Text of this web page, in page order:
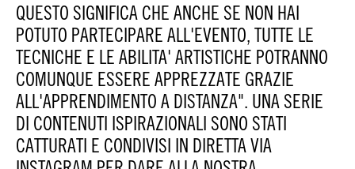
QUESTO SIGNIFICA CHE ANCHE SE NON HAI
POTUTO PARTECIPARE ALL'EVENTO, TUTTE LE
TECNICHE E LE ABILITA' ARTISTICHE POTRANNO
COMUNQUE ESSERE APPREZZATE GRAZIE
ALL'APPRENDIMENTO A DISTANZA". UNA SERIE
DI CONTENUTI ISPIRAZIONALI SONO STATI
CATTURATI E CONDIVISI IN DIRETTA VIA